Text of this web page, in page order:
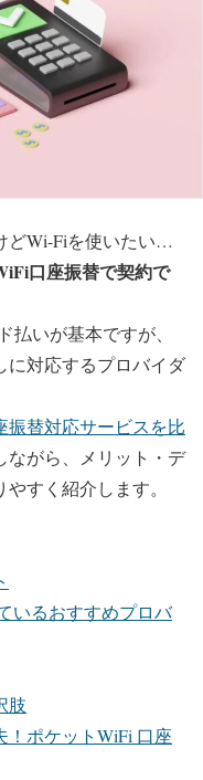
どWi-Fiを使いたい…
口座振替で契約で
いが基本ですが、
に対応するプロバイダ
振替対応サービスを比
ながら、メリット・デ
すく紹介します。
いるおすすめプロバ
肢
！ポケットWiFi 口座